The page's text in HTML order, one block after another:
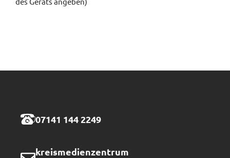
07141 144 2249
kreismedienzentrum